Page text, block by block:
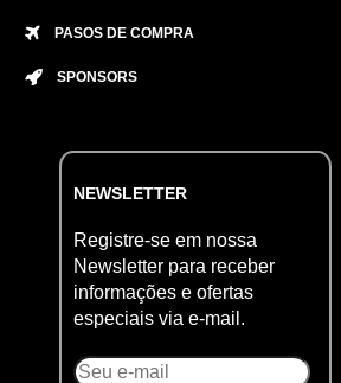
PASOS DE COMPRA
SPONSORS
NEWSLETTER
Registre-se em nossa
Newsletter para receber
informações e ofertas
especiais via e-mail.